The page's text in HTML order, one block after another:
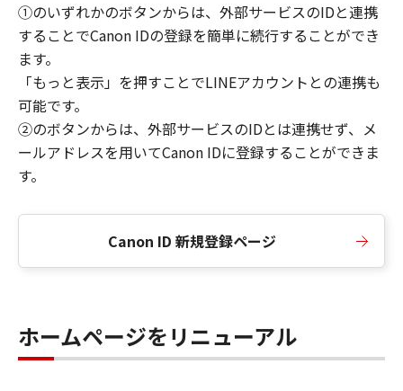
①のいずれかのボタンからは、外部サービスのIDと連携
することでCanon IDの登録を簡単に続行することができ
ます。
「もっと表示」を押すことでLINEアカウントとの連携も
可能です。
②のボタンからは、外部サービスのIDとは連携せず、メ
ールアドレスを用いてCanon IDに登録することができま
す。
Canon ID 新規登録ページ
ホームページをリニューアル